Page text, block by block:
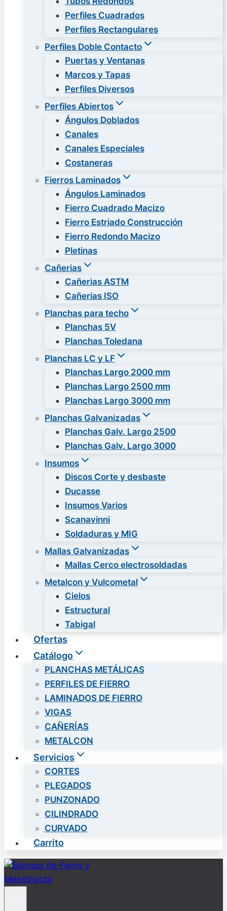
Perfiles Cuadrados
Perfiles Rectangulares
Perfiles Doble Contacto
Puertas y Ventanas
Marcos y Tapas
Perfiles Diversos
Perfiles Abiertos
Ángulos Doblados
Canales
Canales Especiales
Costaneras
Fierros Laminados
Ángulos Laminados
Fierro Cuadrado Macizo
Fierro Estriado Construcción
Fierro Redondo Macizo
Pletinas
Cañerias
Cañerias ASTM
Cañerias ISO
Planchas para techo
Planchas 5V
Planchas Toledana
Planchas LC y LF
Planchas Largo 2000 mm
Planchas Largo 2500 mm
Planchas Largo 3000 mm
Planchas Galvanizadas
Planchas Galv. Largo 2500
Planchas Galv. Largo 3000
Insumos
Discos Corte y desbaste
Ducasse
Insumos Varios
Scanavinni
Soldaduras y MIG
Mallas Galvanizadas
Mallas Cerco electrosoldadas
Metalcon y Vulcometal
Cielos
Estructural
Tabigal
Ofertas
Catálogo
PLANCHAS METÁLICAS
PERFILES DE FIERRO
LAMINADOS DE FIERRO
VIGAS
CAÑERÍAS
METALCON
Servicios
CORTES
PLEGADOS
PUNZONADO
CILINDRADO
CURVADO
Carrito